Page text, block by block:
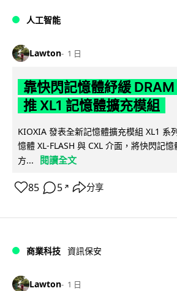
人工智能
Lawton 1 日
靠快閃記憶體紓緩
推 XL1 記憶體擴充模組
KIOXIA 發表全新記憶體擴充模組 XL1 系
憶體 XL-FLASH 與 CXL 介面，將快閃記
方...
閱讀全文
85 5 ↗ 分享
商業科技 資訊保安
Lawton 1 日